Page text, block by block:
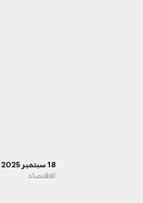
18 سبتمبر 2025
الاقتصاد